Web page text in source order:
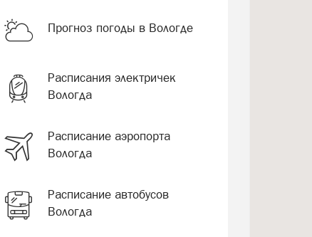
Прогноз погоды в Вологде
Расписания электричек
Вологда
Расписание аэропорта
Вологда
Расписание автобусов
Вологда